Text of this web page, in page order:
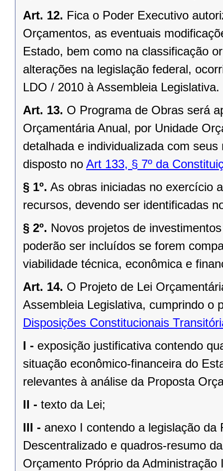
Art. 12. Fica o Poder Executivo
Orçamentos, as eventuais
Estado, bem como na classificação
alterações na legislação federal,
LDO / 2010 à Assembleia Legislativa.
Art. 13. O Programa de Obras será
Orçamentária Anual, por Unidade
detalhada e individualizada com
disposto no Art 133, § 7º da
§ 1º. As obras iniciadas no exercício
recursos, devendo ser identificadas
§ 2º. Novos projetos de
poderão ser incluídos se forem
viabilidade técnica, econômica e
Art. 14. O Projeto de Lei
Assembleia Legislativa, cumprindo o
Disposições Constitucionais
I - exposição justificativa contendo
situação econômico-financeira do
relevantes à análise da Proposta
II - texto da Lei;
III - anexo I contendo a legislação
Descentralizado e quadros-resumo
Orçamento Próprio da